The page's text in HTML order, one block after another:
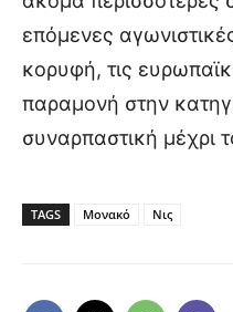
επόμενες
κορυφή, τις
παραμονή στην
συναρπαστική μέχρι
TAGS Μονακό Νις